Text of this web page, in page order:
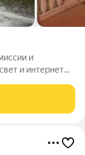
и
и интернет